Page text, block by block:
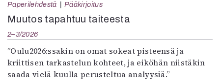
Paperilehdestä Pääkirjoitus
Muutos tapahtuu taiteesta
2–3/2026
”Oulu2026:ssakin on omat sokeat pisteensä ja
kriittisen tarkastelun kohteet, ja eiköhän niistäkin
saada vielä kuulla perusteltua analyysiä.”